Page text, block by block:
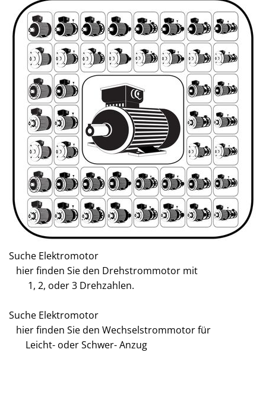
Suche Elektromotor
hier finden Sie den Drehstrommotor mit
1, 2, oder 3 Drehzahlen.
Suche Elektromotor
hier finden Sie den Wechselstrommotor für
Leicht- oder Schwer- Anzug